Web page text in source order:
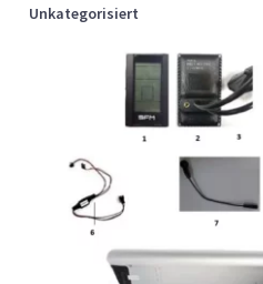
Unkategorisiert